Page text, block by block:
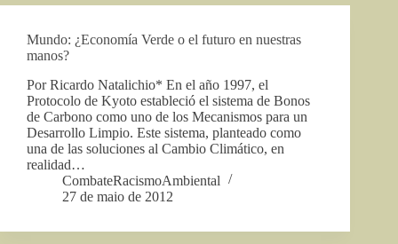
Mundo: ¿Economía Verde o el futuro en nuestras
manos?
Por Ricardo Natalichio* En el año 1997, el
Protocolo de Kyoto estableció el sistema de Bonos
de Carbono como uno de los Mecanismos para un
Desarrollo Limpio. Este sistema, planteado como
una de las soluciones al Cambio Climático, en
realidad…
CombateRacismoAmbiental
27 de maio de 2012